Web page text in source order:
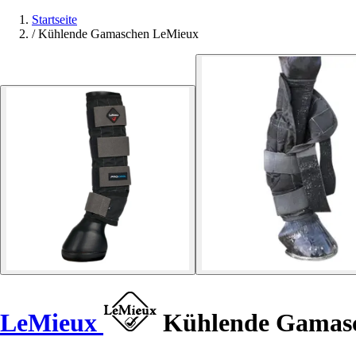
Startseite
/ Kühlende Gamaschen LeMieux
LeMieux Kühlende